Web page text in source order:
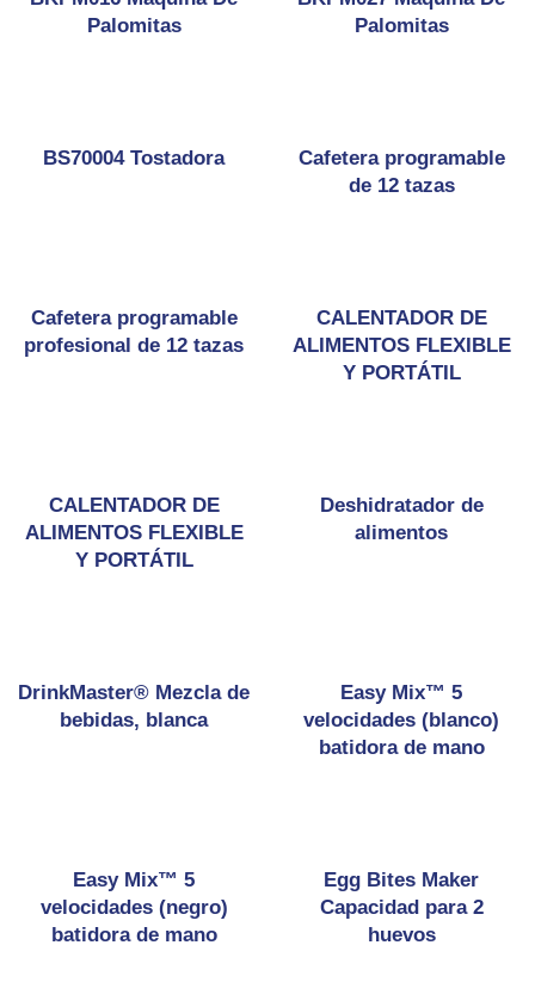
Palomitas
Palomitas
BS70004 Tostadora
Cafetera programable
de 12 tazas
Cafetera programable
profesional de 12 tazas
CALENTADOR DE
ALIMENTOS FLEXIBLE
Y PORTÁTIL
CALENTADOR DE
ALIMENTOS FLEXIBLE
Y PORTÁTIL
Deshidratador de
alimentos
DrinkMaster® Mezcla de
bebidas, blanca
Easy Mix™ 5
velocidades (blanco)
batidora de mano
Easy Mix™ 5
velocidades (negro)
batidora de mano
Egg Bites Maker
Capacidad para 2
huevos